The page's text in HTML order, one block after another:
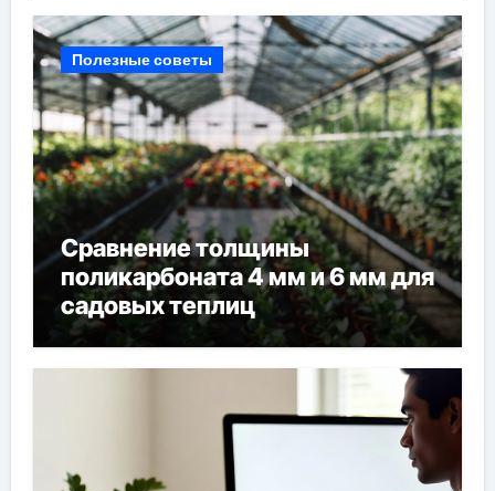
Полезные советы
Сравнение толщины
поликарбоната 4 мм и 6 мм для
садовых теплиц